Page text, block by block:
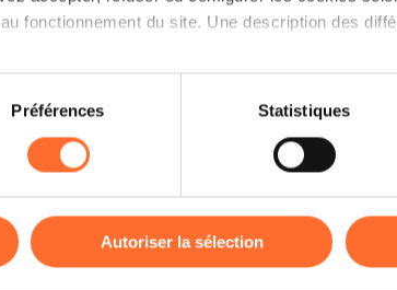
fonctionnement du site. Une description des
et certaines fonctionnalités (ex : lecture de
cookies non nécessaires.
Préférences Statistiques
Autoriser la sélection
contrôle et d’équilibre sont
d’aujourd’hui, et elles coûtent
Centre européen d’économie
183 milliards d’euros
brut en raison de son incapacité à
populisme nuisent à l’image de
besoin de dynamisme collectif et
Parallèlement, l’Europe doit
croissance en maîtrisant ce qui
essentielle, et le coût de sa